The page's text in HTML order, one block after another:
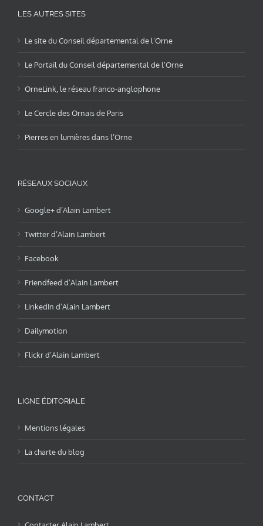
LES AUTRES SITES
Le site du Conseil départemental de l’Orne
Le Portail du Conseil départemental de l’Orne
OrneLink, le réseau franco-anglophone
Le Cercle des Ornais de Paris
Pierres en lumières dans l’Orne
RÉSEAUX SOCIAUX
Google+ d’Alain Lambert
Twitter d’Alain Lambert
Facebook
Friendfeed d’Alain Lambert
LinkedIn d’Alain Lambert
Dailymotion
Flickr d’Alain Lambert
LIGNE ÉDITORIALE
Mentions légales
La charte du blog
CONTACT